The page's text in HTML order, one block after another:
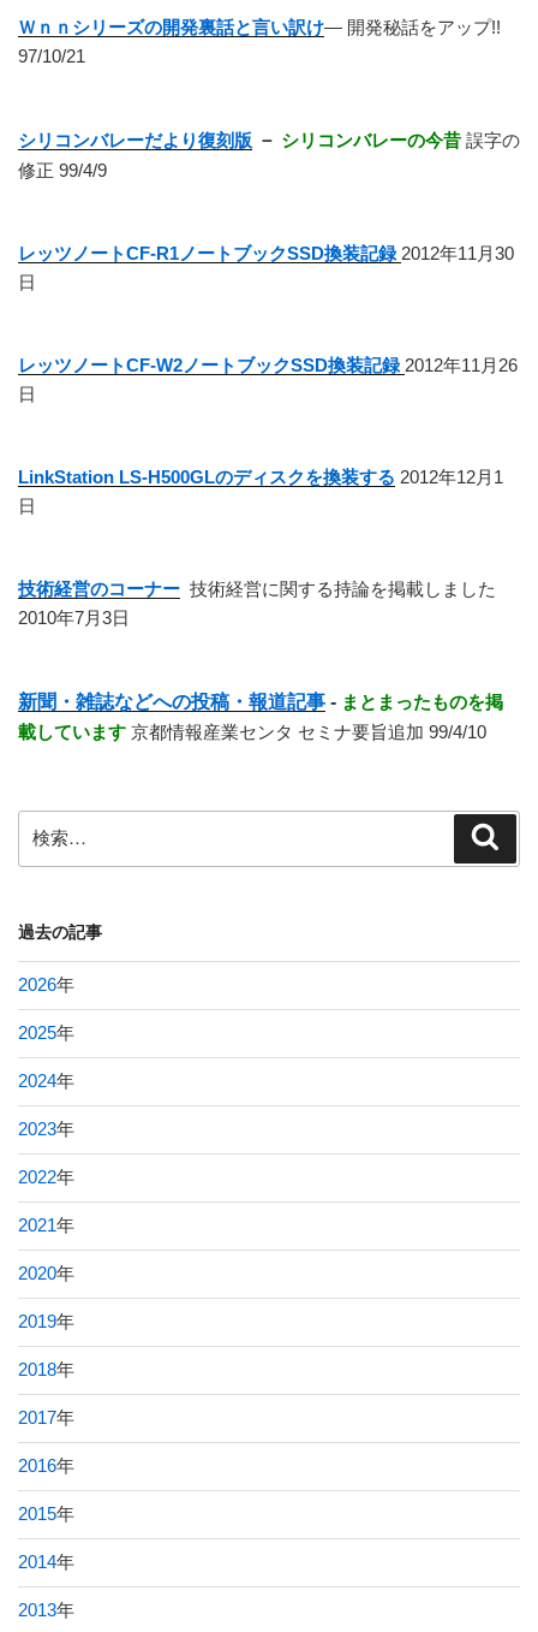
Ｗｎｎシリーズの開発裏話と言い訳け― 開発秘話をアップ!!
97/10/21
シリコンバレーだより復刻版 － シリコンバレーの今昔 誤字の
修正 99/4/9
レッツノートCF-R1ノートブックSSD換装記録 2012年11月30
日
レッツノートCF-W2ノートブックSSD換装記録 2012年11月26
日
LinkStation LS-H500GLのディスクを換装する 2012年12月1
日
技術経営のコーナー 技術経営に関する持論を掲載しました
2010年7月3日
新聞・雑誌などへの投稿・報道記事 - まとまったものを掲
載しています 京都情報産業センタ セミナ要旨追加 99/4/10
索:
過去の記事
2026年
2025年
2024年
2023年
2022年
2021年
2020年
2019年
2018年
2017年
2016年
2015年
2014年
2013年